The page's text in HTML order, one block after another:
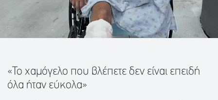
«Το χαμόγελο που βλέπετε δεν είναι επειδή
όλα ήταν εύκολα»